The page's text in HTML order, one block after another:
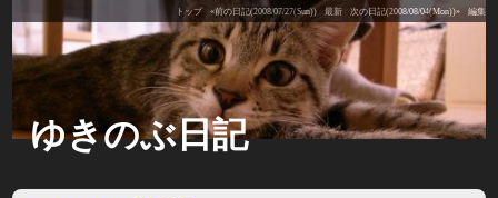
トップ «前の日記(2008/07/27(Sun)) 最新 次の日記(2008/08/04(Mon))» 編集
ゆきのぶ日記